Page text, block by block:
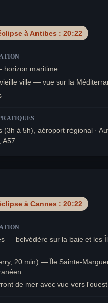
à Antibes : 20:22
horizon maritime
ville — vue sur la
(3h à 5h), aéroport régional ·
A57
à Cannes : 20:22
— belvédère sur la baie et les
20 min) — Île Sainte-
de mer avec vue vers l'ouest